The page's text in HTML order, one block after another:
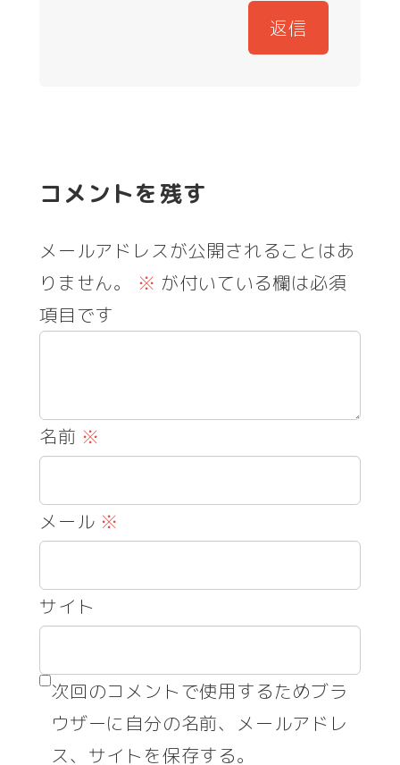
返信
コメントを残す
メールアドレスが公開されることはあ
りません。
※ が付いている欄は必須
項目です
名前 ※
メール ※
サイト
次回のコメントで使用するためブラ
ウザーに自分の名前、メールアドレ
ス、サイトを保存する。